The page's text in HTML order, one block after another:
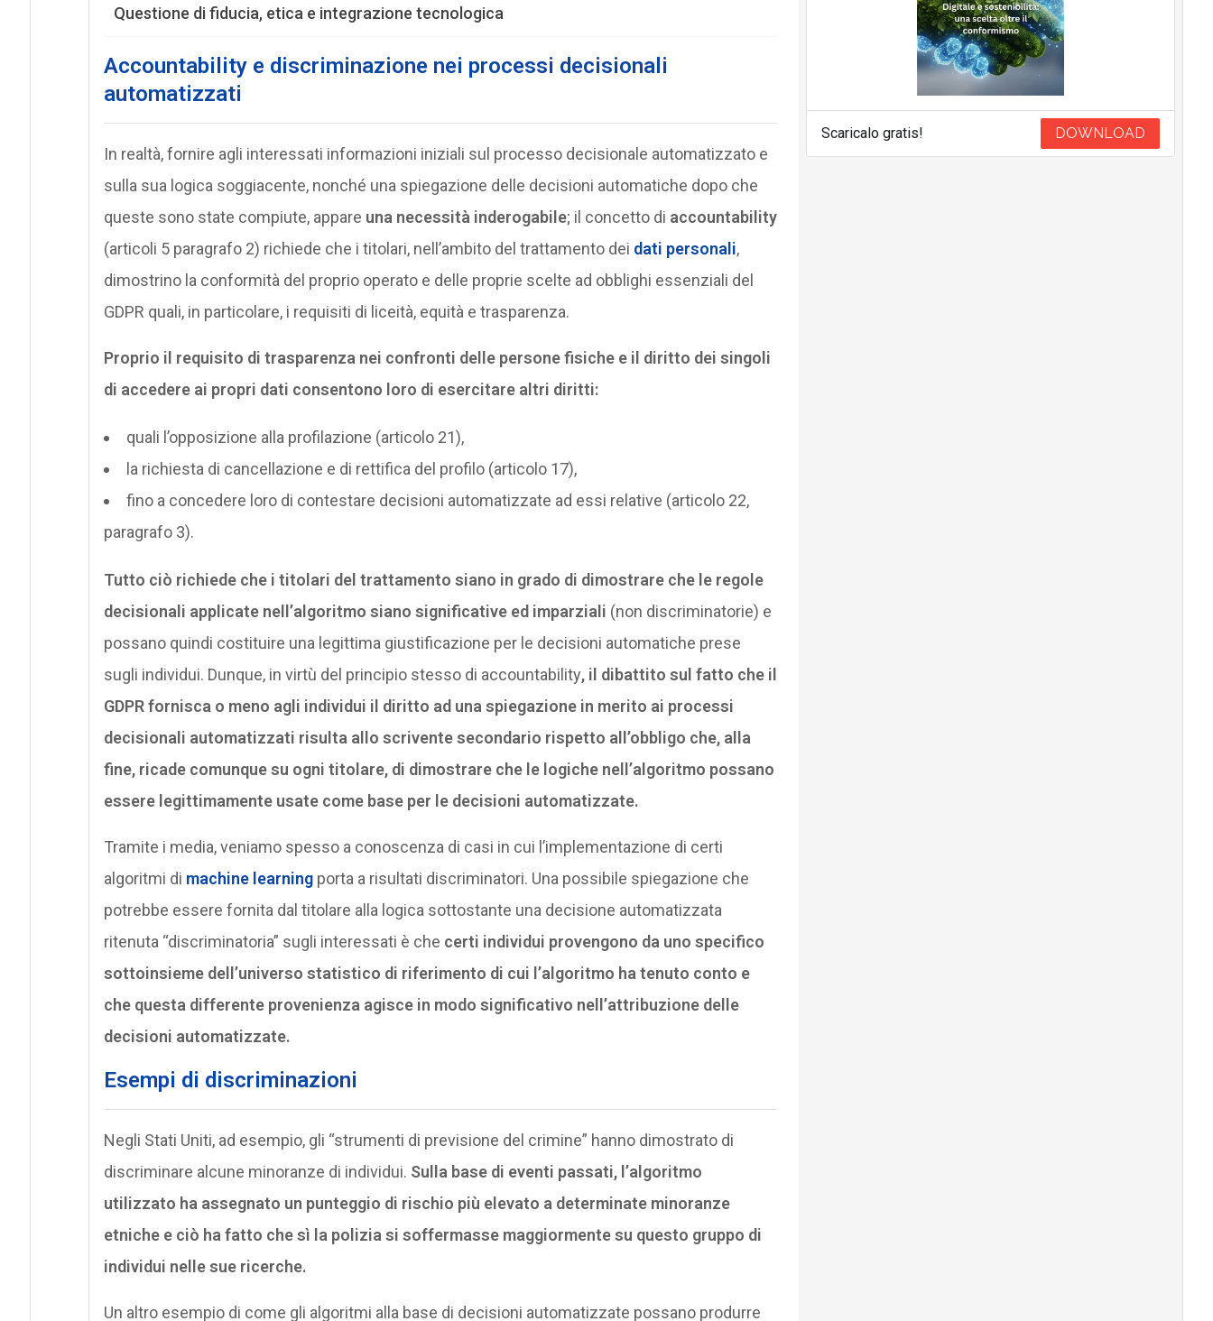
Questione di fiducia, etica e integrazione tecnologica
Accountability e discriminazione nei processi decisionali
automatizzati
In realtà, fornire agli interessati informazioni iniziali sul processo decisionale automatizzato e
sulla sua logica soggiacente, nonché una spiegazione delle decisioni automatiche dopo che
queste sono state compiute, appare una necessità inderogabile; il concetto di accountability
(articoli 5 paragrafo 2) richiede che i titolari, nell’ambito del trattamento dei dati personali,
dimostrino la conformità del proprio operato e delle proprie scelte ad obblighi essenziali del
GDPR quali, in particolare, i requisiti di liceità, equità e trasparenza.
Proprio il requisito di trasparenza nei confronti delle persone fisiche e il diritto dei singoli
di accedere ai propri dati consentono loro di esercitare altri diritti:
quali l’opposizione alla profilazione (articolo 21),
la richiesta di cancellazione e di rettifica del profilo (articolo 17),
fino a concedere loro di contestare decisioni automatizzate ad essi relative (articolo 22,
paragrafo 3).
Tutto ciò richiede che i titolari del trattamento siano in grado di dimostrare che le regole
decisionali applicate nell’algoritmo siano significative ed imparziali (non discriminatorie) e
possano quindi costituire una legittima giustificazione per le decisioni automatiche prese
sugli individui. Dunque, in virtù del principio stesso di accountability, il dibattito sul fatto che il
GDPR fornisca o meno agli individui il diritto ad una spiegazione in merito ai processi
decisionali automatizzati risulta allo scrivente secondario rispetto all’obbligo che, alla
fine, ricade comunque su ogni titolare, di dimostrare che le logiche nell’algoritmo possano
essere legittimamente usate come base per le decisioni automatizzate.
Tramite i media, veniamo spesso a conoscenza di casi in cui l’implementazione di certi
algoritmi di machine learningporta a risultati discriminatori. Una possibile spiegazione che
potrebbe essere fornita dal titolare alla logica sottostante una decisione automatizzata
ritenuta “discriminatoria” sugli interessati è che certi individui provengono da uno specifico
sottoinsieme dell’universo statistico di riferimento di cui l’algoritmo ha tenuto conto e
che questa differente provenienza agisce in modo significativo nell’attribuzione delle
decisioni automatizzate.
Esempi di discriminazioni
Negli Stati Uniti, ad esempio, gli “strumenti di previsione del crimine” hanno dimostrato di
discriminare alcune minoranze di individui. Sulla base di eventi passati, l’algoritmo
utilizzato ha assegnato un punteggio di rischio più elevato a determinate minoranze
etniche e ciò ha fatto che sì la polizia si soffermasse maggiormente su questo gruppo di
individui nelle sue ricerche.
Un altro esempio di come gli algoritmi alla base di decisioni automatizzate possano produrre
Scaricalo gratis! DOWNLOAD